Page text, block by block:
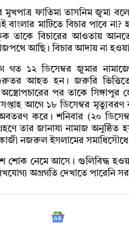
মুখপাত্র ফাতিমা তাসনিম জুমা
মাটিতে বিচার পাবে
তাকে বিচারের আওতায়
আছি। বিচার আদায় না হওয়া
১২ ডিসেম্বর জুমার
আহত হন। জরুরি
পর তাকে সিঙ্গাপুর
আগে ১৮ ডিসেম্বর মৃত্যুবরণ
অবতরণ করে। শনিবার (২০
তার জানাযা নামাজ অনুষ্ঠিত
কাজী নজরুল ইসলামের
শোক নেমে আসে। গুলিবিদ্ধ
অগ্রগতি দেখাতে পারেনি